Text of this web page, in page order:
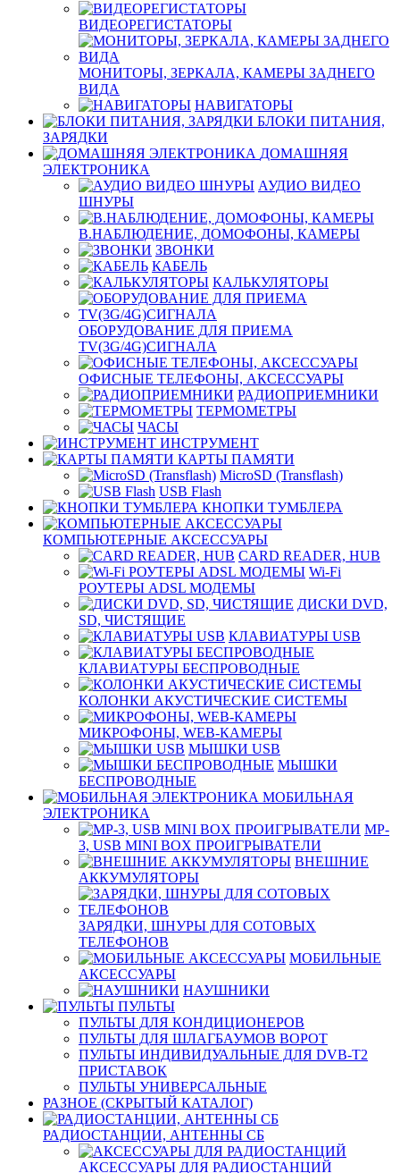
ВИДЕОРЕГИСТАТОРЫ
МОНИТОРЫ, ЗЕРКАЛА, КАМЕРЫ ЗАДНЕГО
ВИДА
НАВИГАТОРЫ
БЛОКИ ПИТАНИЯ,
ЗАРЯДКИ
ДОМАШНЯЯ
ЭЛЕКТРОНИКА
АУДИО ВИДЕО
ШНУРЫ
В.НАБЛЮДЕНИЕ, ДОМОФОНЫ, КАМЕРЫ
ЗВОНКИ
КАБЕЛЬ
КАЛЬКУЛЯТОРЫ
ОБОРУДОВАНИЕ ДЛЯ ПРИЕМА
TV(3G/4G)СИГНАЛА
ОФИСНЫЕ ТЕЛЕФОНЫ, АКСЕССУАРЫ
РАДИОПРИЕМНИКИ
ТЕРМОМЕТРЫ
ЧАСЫ
ИНСТРУМЕНТ
КАРТЫ ПАМЯТИ
MicroSD (Transflash)
USB Flash
КНОПКИ ТУМБЛЕРА
КОМПЬЮТЕРНЫЕ АКСЕССУАРЫ
CARD READER, HUB
Wi-Fi
РОУТЕРЫ ADSL МОДЕМЫ
ДИСКИ DVD,
SD, ЧИСТЯЩИЕ
КЛАВИАТУРЫ USB
КЛАВИАТУРЫ БЕСПРОВОДНЫЕ
КОЛОНКИ АКУСТИЧЕСКИЕ СИСТЕМЫ
МИКРОФОНЫ, WEB-КАМЕРЫ
МЫШКИ USB
МЫШКИ
БЕСПРОВОДНЫЕ
МОБИЛЬНАЯ
ЭЛЕКТРОНИКА
MP-
3, USB MINI BOX ПРОИГРЫВАТЕЛИ
ВНЕШНИЕ
АККУМУЛЯТОРЫ
ЗАРЯДКИ, ШНУРЫ ДЛЯ СОТОВЫХ
ТЕЛЕФОНОВ
МОБИЛЬНЫЕ
АКСЕССУАРЫ
НАУШНИКИ
ПУЛЬТЫ
ПУЛЬТЫ ДЛЯ КОНДИЦИОНЕРОВ
ПУЛЬТЫ ДЛЯ ШЛАГБАУМОВ ВОРОТ
ПУЛЬТЫ ИНДИВИДУАЛЬНЫЕ ДЛЯ DVB-T2
ПРИСТАВОК
ПУЛЬТЫ УНИВЕРСАЛЬНЫЕ
РАЗНОЕ (СКРЫТЫЙ КАТАЛОГ)
РАДИОСТАНЦИИ, АНТЕННЫ CБ
АКСЕССУАРЫ ДЛЯ РАДИОСТАНЦИЙ